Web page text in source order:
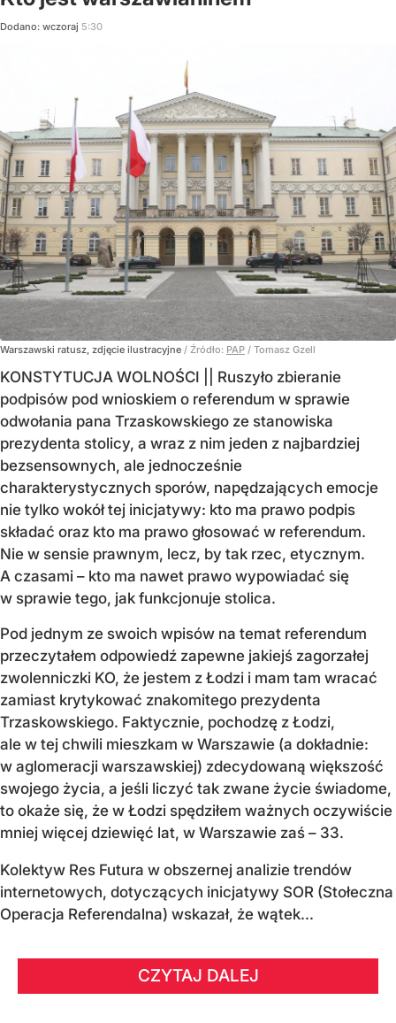
Dodano: wczoraj 5:30
Warszawski ratusz, zdjęcie ilustracyjne / Źródło: PAP / Tomasz Gzell
KONSTYTUCJA WOLNOŚCI || Ruszyło zbieranie
podpisów pod wnioskiem o referendum w sprawie
odwołania pana Trzaskowskiego ze stanowiska
prezydenta stolicy, a wraz z nim jeden z najbardziej
bezsensownych, ale jednocześnie
charakterystycznych sporów, napędzających emocje
nie tylko wokół tej inicjatywy: kto ma prawo podpis
składać oraz kto ma prawo głosować w referendum.
Nie w sensie prawnym, lecz, by tak rzec, etycznym.
A czasami – kto ma nawet prawo wypowiadać się
w sprawie tego, jak funkcjonuje stolica.
Pod jednym ze swoich wpisów na temat referendum
przeczytałem odpowiedź zapewne jakiejś zagorzałej
zwolenniczki KO, że jestem z Łodzi i mam tam wracać
zamiast krytykować znakomitego prezydenta
Trzaskowskiego. Faktycznie, pochodzę z Łodzi,
ale w tej chwili mieszkam w Warszawie (a dokładnie:
w aglomeracji warszawskiej) zdecydowaną większość
swojego życia, a jeśli liczyć tak zwane życie świadome,
to okaże się, że w Łodzi spędziłem ważnych oczywiście
mniej więcej dziewięć lat, w Warszawie zaś – 33.
Kolektyw Res Futura w obszernej analizie trendów
internetowych, dotyczących inicjatywy SOR (Stołeczna
Operacja Referendalna) wskazał, że wątek...
CZYTAJ DALEJ